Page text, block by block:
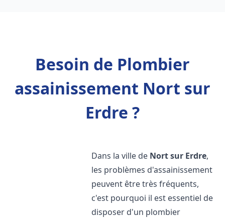
Besoin de Plombier
assainissement Nort sur
Erdre ?
Dans la ville de Nort sur Erdre,
les problèmes d'assainissement
peuvent être très fréquents,
c'est pourquoi il est essentiel de
disposer d'un plombier